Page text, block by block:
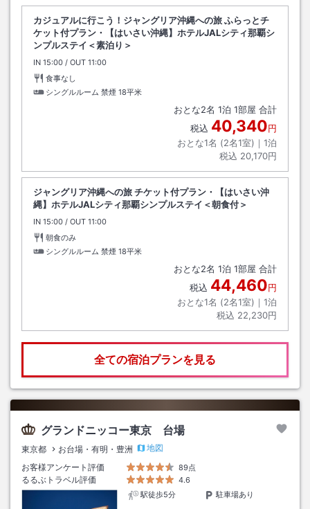
カジュアルに行こう！ジャングリア沖縄への旅 ふらっとチ
ケット付プラン・【はいさい沖縄】ホテルJALシティ那覇シ
ンプルステイ＜素泊り＞
IN チェックイン
15:00 / OUT チェックアウト
11:00
食事なし
シングルルーム 禁煙 18平米
おとな2名 1泊 1部屋 合計
税込 40,340円
おとな1名 (2名1室)｜ 1泊
税込 20,170円
ジャングリア沖縄への旅 チケット付プラン・【はいさい沖
縄】ホテルJALシティ那覇シンプルステイ＜朝食付＞
IN チェックイン
15:00 / OUT チェックアウト
11:00
朝食のみ
シングルルーム 禁煙 18平米
おとな2名 1泊 1部屋 合計
税込 44,460円
おとな1名 (2名1室)｜ 1泊
税込 22,230円
全ての宿泊プランを見る
グランドニッコー東京 台場
東京都 お台場・有明・豊洲
地図
お客様アンケート評価
89点
るるぶトラベル評価
4.6
駅徒歩5分
駐車場あり